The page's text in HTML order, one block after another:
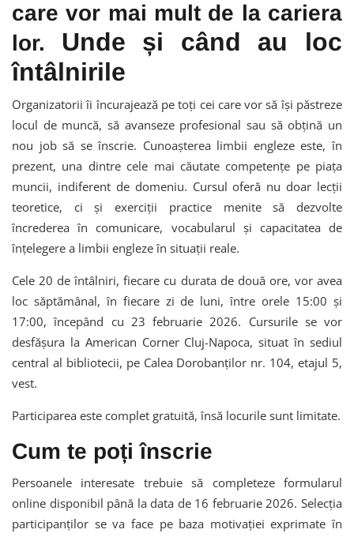
care vor mai mult de la cariera
lor. Unde și când au loc
întâlnirile
Organizatorii îi încurajează pe toți cei care vor să își păstreze
locul de muncă, să avanseze profesional sau să obțină un
nou job să se înscrie. Cunoașterea limbii engleze este, în
prezent, una dintre cele mai căutate competențe pe piața
muncii, indiferent de domeniu. Cursul oferă nu doar lecții
teoretice, ci și exerciții practice menite să dezvolte
încrederea în comunicare, vocabularul și capacitatea de
înțelegere a limbii engleze în situații reale.
Cele 20 de întâlniri, fiecare cu durata de două ore, vor avea
loc săptămânal, în fiecare zi de luni, între orele 15:00 și
17:00, începând cu 23 februarie 2026. Cursurile se vor
desfășura la American Corner Cluj-Napoca, situat în sediul
central al bibliotecii, pe Calea Dorobanților nr. 104, etajul 5,
vest.
Participarea este complet gratuită, însă locurile sunt limitate.
Cum te poți înscrie
Persoanele interesate trebuie să completeze formularul
online disponibil până la data de 16 februarie 2026. Selecția
participanților se va face pe baza motivației exprimate în